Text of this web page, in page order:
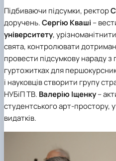
Підбиваючи підсумки, ректор
доручень.Сергію Кваші –
університету,
свята, контролювати
провести підсумкову нараду з
гуртожитках для
і науковців створити групу
НУБіП ТВ. Валерію Іщенку–
студентського арт-простору,
видатків.